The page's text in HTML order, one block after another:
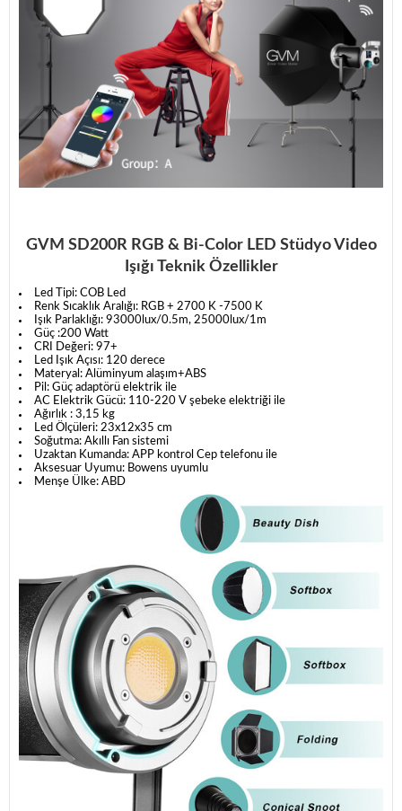
GVM SD200R RGB & Bi-Color LED Stüdyo Video
Işığı Teknik Özellikler
Led Tipi: COB Led
Renk Sıcaklık Aralığı: RGB + 2700 K -7500 K
Işık Parlaklığı: 93000lux/0.5m, 25000lux/1m
Güç :200 Watt
CRI Değeri: 97+
Led Işık Açısı: 120 derece
Materyal: Alüminyum alaşım+ABS
Pil: Güç adaptörü elektrik ile
AC Elektrik Gücü: 110-220 V şebeke elektriği ile
Ağırlık : 3,15 kg
Led Ölçüleri: 23x12x35 cm
Soğutma: Akıllı Fan sistemi
Uzaktan Kumanda: APP kontrol Cep telefonu ile
Aksesuar Uyumu: Bowens uyumlu
Menşe Ülke: ABD